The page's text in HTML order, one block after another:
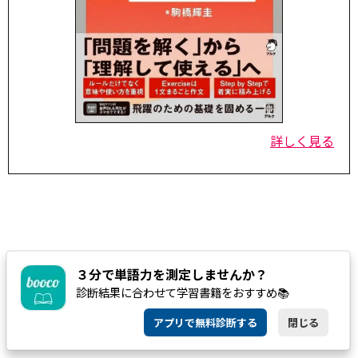
詳しく見る
３分で単語力を測定しませんか？
診断結果に合わせて学習書籍をおすすめ📚
アプリで無料診断する 閉じる